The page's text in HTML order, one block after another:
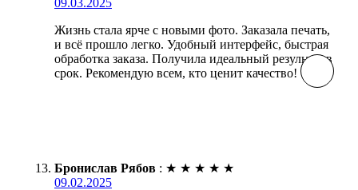
Жизнь стала ярче с новыми фото. Заказала печать,
и всё прошло легко. Удобный интерфейс, быстрая
обработка заказа. Получила идеальный результат в
срок. Рекомендую всем, кто ценит качество!
Бронислав Рябов : ★ ★ ★ ★ ★
09.02.2025